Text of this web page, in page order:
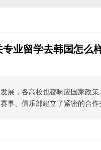
业留学去韩国怎么
展，各高校也都响应国家政
事、俱乐部建立了紧密的合